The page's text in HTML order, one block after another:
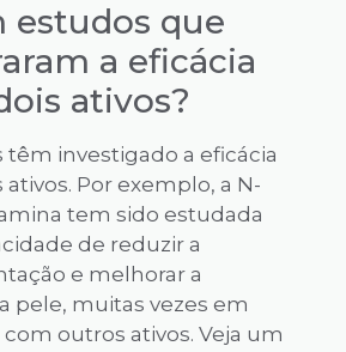
estudos que
a eficácia
ativos?
têm investigado a eficácia
Por exemplo, a N-
tem sido estudada
de reduzir a
e melhorar a
pele, muitas vezes em
outros ativos. Veja um